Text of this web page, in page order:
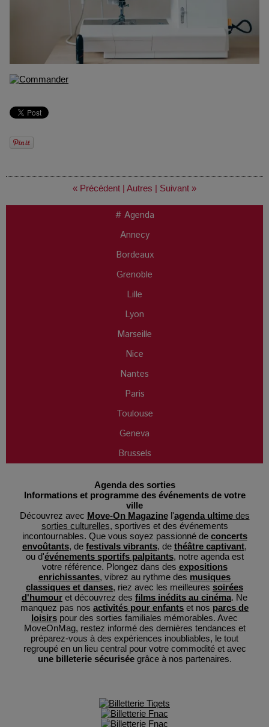
« Précédent | Autres | Suivant »
# Agenda
Annecy
Bordeaux
Grenoble
Lille
Lyon
Marseille
Nice
Nantes
Paris
Toulouse
Geneva
Brussels
Agenda des sorties
Informations et programme des événements de votre
ville
Découvrez avec Move-On Magazinel'agenda ultimedes
sorties culturelles, sportives et des événements
incontournables. Que vous soyez passionné de concerts
envoûtants, de festivals vibrants, de théâtre captivant,
ou d'événements sportifs palpitants, notre agenda est
votre référence. Plongez dans des expositions
enrichissantes, vibrez au rythme des musiques
classiques et danses, riez avec les meilleures soirées
d'humour et découvrez des films inédits au cinéma. Ne
manquez pas nos activités pour enfants et nos parcs de
loisirs pour des sorties familiales mémorables. Avec
MoveOnMag, restez informé des dernières tendances et
préparez-vous à des expériences inoubliables, le tout
regroupé en un lieu central pour votre commodité et avec
une billeterie sécuriséegrâce à nos partenaires.